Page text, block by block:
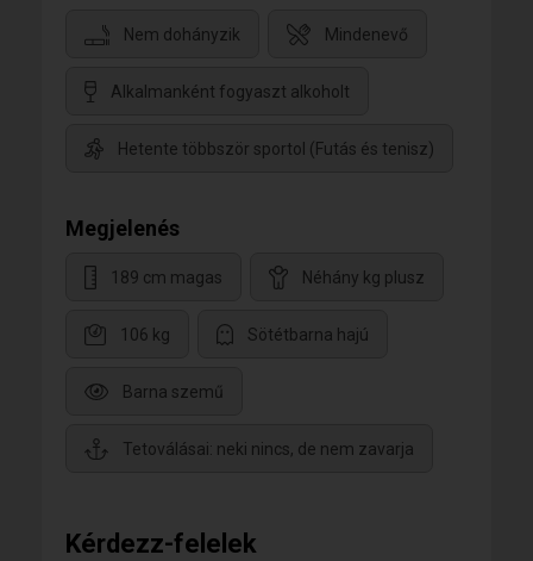
Nem dohányzik Mindenevő
Alkalmanként fogyaszt alkoholt
Hetente többször sportol (Futás és tenisz)
Megjelenés
189 cm magas Néhány kg plusz
106 kg Sötétbarna hajú
Barna szemű
Tetoválásai: neki nincs, de nem zavarja
Kérdezz-felelek